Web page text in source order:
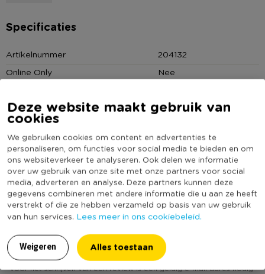
Deze website maakt gebruik van
cookies
We gebruiken cookies om content en advertenties te
personaliseren, om functies voor social media te bieden en om
ons websiteverkeer te analyseren. Ook delen we informatie
over uw gebruik van onze site met onze partners voor social
media, adverteren en analyse. Deze partners kunnen deze
gegevens combineren met andere informatie die u aan ze heeft
verstrekt of die ze hebben verzameld op basis van uw gebruik
van hun services. Lees meer in ons cookiebeleid.
Weigeren Alles toestaan
Alles om jouw Halloween tot een griezelig feest te maken
vind je bij Xenos. Bestel de Halloween verkleedkleding,
* Afmeting: 28x50 cm
* Gemaakt van papier
Specificaties
Artikelnummer
204132
Online Only
Nee
Productbreedte (cm)
50
Producthoogte (cm)
Kleur
Oranje
Duurzaamheidsscore
(Nog) geen score
bekend
Heb jij Pompoen - 28x50 cm ? Schrijf een review!
Voor het schrijven van een review is een geldig e-mail adres nodig